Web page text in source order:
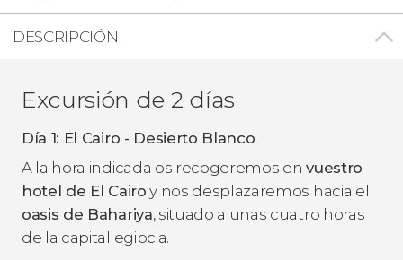
DESCRIPCIÓN
Excursión de 2 días
Día 1: El Cairo - Desierto Blanco
A la hora indicada os recogeremos envuestro
hotel de El Cairo y nos desplazaremos hacia el
oasis de Bahariya, situado a unas cuatro horas
de la capital egipcia.